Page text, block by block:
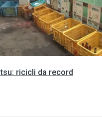
ricicli da record